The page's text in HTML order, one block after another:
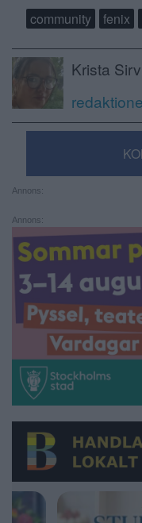
community fenix
Krista
Annons:
Annons: